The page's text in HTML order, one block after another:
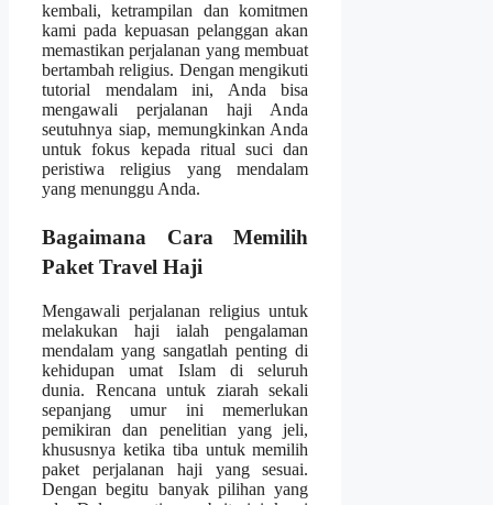
kembali, ketrampilan dan komitmen
kami pada kepuasan pelanggan akan
memastikan perjalanan yang membuat
bertambah religius. Dengan mengikuti
tutorial mendalam ini, Anda bisa
mengawali perjalanan haji Anda
seutuhnya siap, memungkinkan Anda
untuk fokus kepada ritual suci dan
peristiwa religius yang mendalam
yang menunggu Anda.
Bagaimana Cara Memilih
Paket Travel Haji
Mengawali perjalanan religius untuk
melakukan haji ialah pengalaman
mendalam yang sangatlah penting di
kehidupan umat Islam di seluruh
dunia. Rencana untuk ziarah sekali
sepanjang umur ini memerlukan
pemikiran dan penelitian yang jeli,
khususnya ketika tiba untuk memilih
paket perjalanan haji yang sesuai.
Dengan begitu banyak pilihan yang